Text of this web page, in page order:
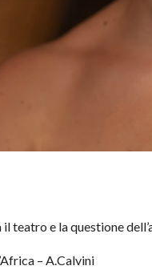
il teatro e la questione
– A.Calvini